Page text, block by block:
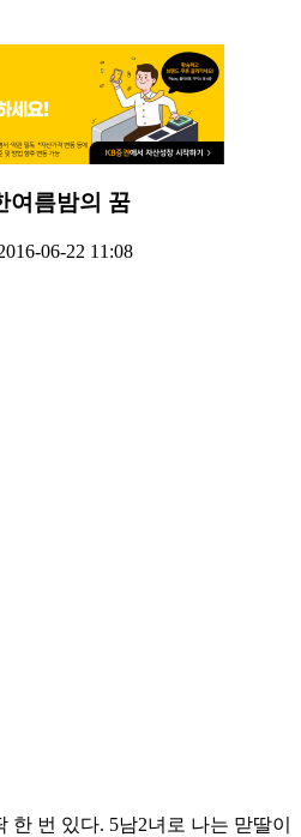
여름밤의 꿈
06-22 11:08
한 번 있다. 5남2녀로 나는 맏딸이